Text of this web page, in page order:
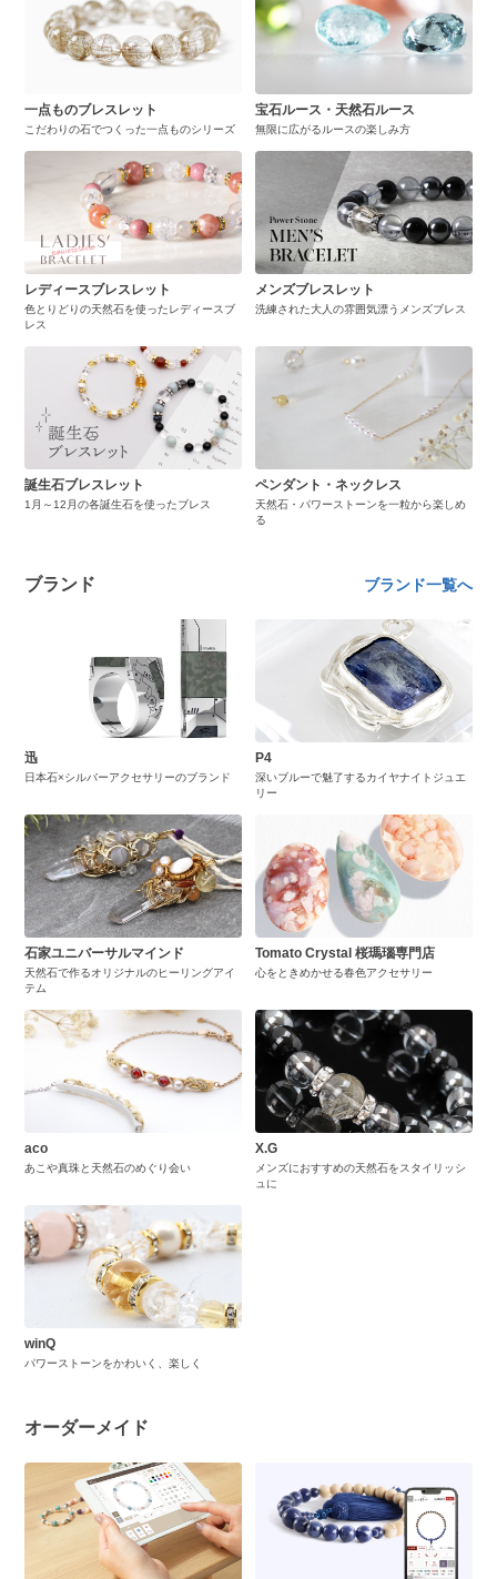
一点ものブレスレット
こだわりの石でつくった一点ものシリーズ
宝石ルース・天然石ルース
無限に広がるルースの楽しみ方
レディースブレスレット
色とりどりの天然石を使ったレディースブ
レス
メンズブレスレット
洗練された大人の雰囲気漂うメンズブレス
誕生石ブレスレット
1月～12月の各誕生石を使ったブレス
ペンダント・ネックレス
天然石・パワーストーンを一粒から楽しめ
る
ブランド ブランド一覧へ
迅
日本石×シルバーアクセサリーのブランド
P4
深いブルーで魅了するカイヤナイトジュエ
リー
石家ユニバーサルマインド
天然石で作るオリジナルのヒーリングアイ
テム
Tomato Crystal 桜瑪瑙専門店
心をときめかせる春色アクセサリー
aco
あこや真珠と天然石のめぐり会い
X.G
メンズにおすすめの天然石をスタイリッシ
ュに
winQ
パワーストーンをかわいく、楽しく
オーダーメイド